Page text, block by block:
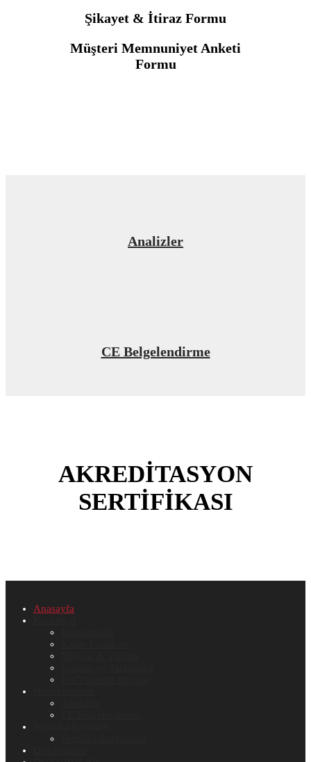
Şikayet & İtiraz Formu
Müşteri Memnuniyet Anketi
Formu
Analizler
CE Belgelendirme
AKREDİTASYON
SERTİFİKASI
Anasayfa